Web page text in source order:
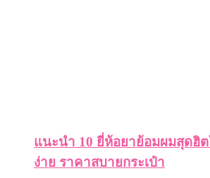
แนะนำ 10 ยี่ห้อยาย้อมผมสุดฮิ
ง่าย ราคาสบายกระเป๋า